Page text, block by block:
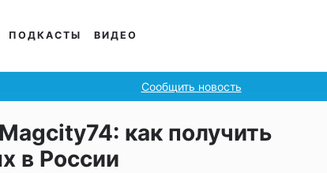
ПОДКАСТЫ ВИДЕО
Сообщить новость
как получить
в России